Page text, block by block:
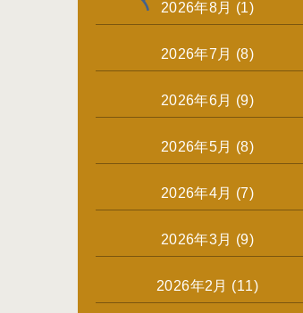
2026年8月 (1)
2026年7月 (8)
2026年6月 (9)
2026年5月 (8)
2026年4月 (7)
2026年3月 (9)
2026年2月 (11)